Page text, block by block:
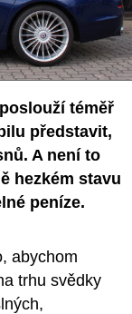
téměř
představit,
A není to
hezkém stavu
peníze.
abychom
trhu svědky